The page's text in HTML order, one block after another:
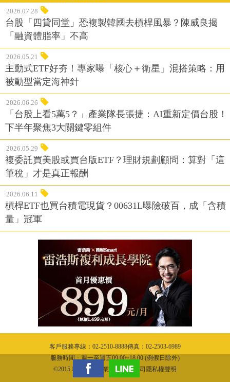
2026.07.28
台股「四貸同堂」恐複製韓國去槓桿風暴？陳威良揭
「融資體脂率」不高
2026.05.21
主動式ETF好夯！專家曝「核心＋衛星」混搭策略：用
被動型當定海神針
2026.06.26
「台股上看5萬5？」產業隊長張捷：AI重新定價台股！
下半年聚焦3大關鍵零組件
2026.05.29
複委託買美股或買台版ETF？理財規劃顧問：算對「這
筆稅」才是真正報酬
2026.06.11
槓桿ETF也買台積電現貨？00631L曝險破百，成「含積
量」冠軍
客戶服務專線：02-2510-8888傳真：02-2503-6989
服務時間：週一至週五09:00~18:00 (例假日除外)
©2015 城邦文化事業股份有限公司隱私權聲明